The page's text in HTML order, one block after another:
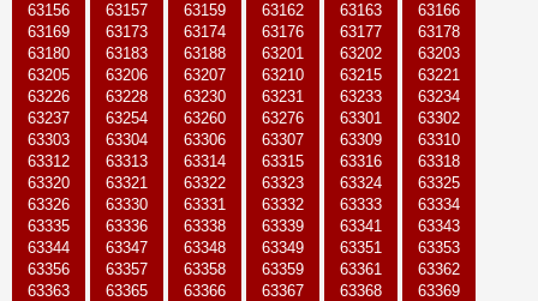
63156
63157 63159 63162 63163
63166
63169
63173 63174 63176 63177
63178
63180
63183 63188 63201 63202
63203
63205
63206 63207 63210 63215
63221
63226
63228 63230 63231 63233
63234
63237
63254 63260 63276 63301
63302
63303
63304 63306 63307 63309
63310
63312
63313 63314 63315 63316
63318
63320
63321 63322 63323 63324
63325
63326
63330 63331 63332 63333
63334
63335
63336 63338 63339 63341
63343
63344
63347 63348 63349 63351
63353
63356
63357 63358 63359 63361
63362
63363
63365 63366 63367 63368
63369